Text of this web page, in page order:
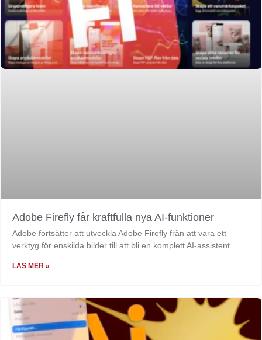
Adobe Firefly får kraftfulla nya AI-funktioner
Adobe fortsätter att utveckla Adobe Firefly från att vara ett
verktyg för enskilda bilder till att bli en komplett AI-assistent
LÄS MER »